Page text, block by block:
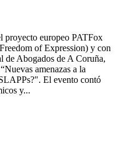
proyecto europeo PATFox
of Expression) y con
de Abogados de A Coruña,
amenazas a la
El evento contó
y...